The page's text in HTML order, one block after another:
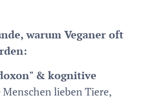
warum Veganer oft
& kognitive
Menschen lieben Tiere,